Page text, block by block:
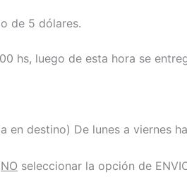
de 5 dólares.
hs, luego de esta hora se
en destino) De lunes a viernes
NO seleccionar la opción de